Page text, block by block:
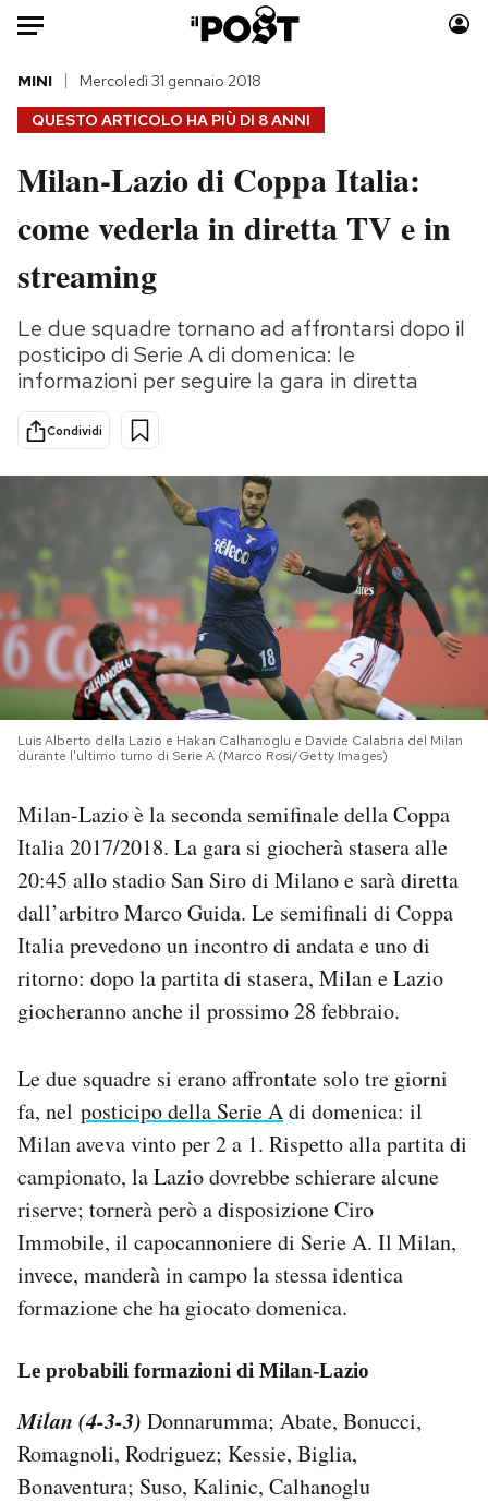
Auto
HOME
Italia
Politica
Tecnologia
Scienza
Cultura
Sport
Moda
Consumismi
Media
NEWSLETTER
I MIEI PREFERITI
SHOP
CALENDARIO
AREA PERSONALE
Area Personale
Notifiche mobile
Regala il Post
Esci
QUESTO ARTICOLO HA PIÙ DI 8 ANNI
MINI Mercoledì 31 gennaio 2018
Milan-Lazio di Coppa Italia:
come vederla in diretta TV e in
streaming
Le due squadre tornano ad affrontarsi dopo il
posticipo di Serie A di domenica: le
informazioni per seguire la gara in diretta
Condividi
Luis Alberto della Lazio e Hakan Calhanoglu e Davide Calabria del Milan
durante l'ultimo turno di Serie A (Marco Rosi/Getty Images)
Milan-Lazio è la seconda semifinale della Coppa
Italia 2017/2018. La gara si giocherà stasera alle
20:45 allo stadio San Siro di Milano e sarà diretta
dall’arbitro Marco Guida. Le semifinali di Coppa
Italia prevedono un incontro di andata e uno di
ritorno: dopo la partita di stasera, Milan e Lazio
giocheranno anche il prossimo 28 febbraio.
Le due squadre si erano affrontate solo tre giorni
fa, nel posticipo della Serie Adi domenica: il
Milan aveva vinto per 2 a 1. Rispetto alla partita di
campionato, la Lazio dovrebbe schierare alcune
riserve; tornerà però a disposizione Ciro
Immobile, il capocannoniere di Serie A. Il Milan,
invece, manderà in campo la stessa identica
formazione che ha giocato domenica.
Le probabili formazioni di Milan-Lazio
Milan (4-3-3) Donnarumma; Abate, Bonucci,
Romagnoli, Rodriguez; Kessie, Biglia,
Bonaventura; Suso, Kalinic, Calhanoglu